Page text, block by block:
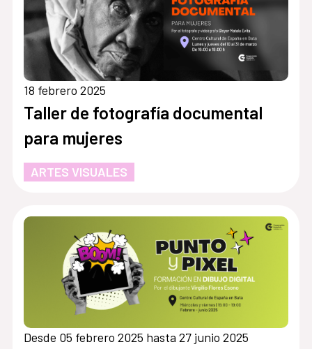
18 febrero 2025
Taller de fotografía documental
para mujeres
ARTES VISUALES
Desde 05 febrero 2025 hasta 27 junio 2025